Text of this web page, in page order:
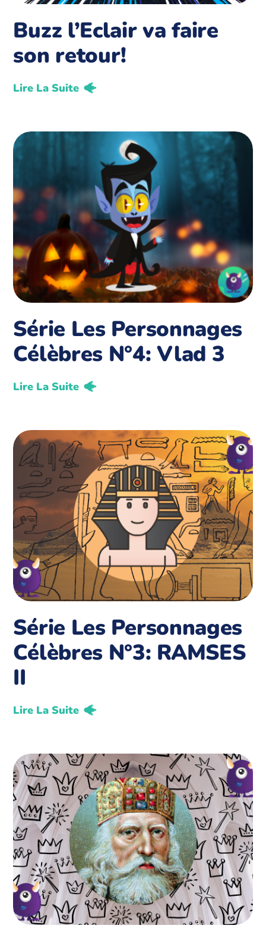
Buzz l’Eclair va faire
son retour!
Lire La Suite
Série Les Personnages
Célèbres N°4: Vlad 3
Lire La Suite
Série Les Personnages
Célèbres N°3: RAMSES
II
Lire La Suite